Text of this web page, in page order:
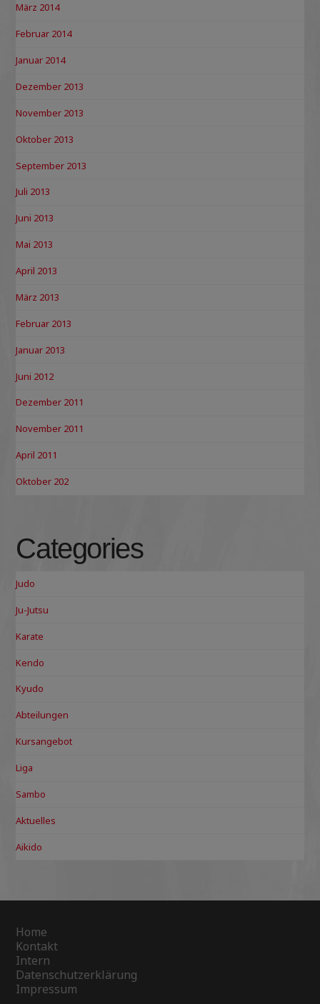
März 2014
Februar 2014
Januar 2014
Dezember 2013
November 2013
Oktober 2013
September 2013
Juli 2013
Juni 2013
Mai 2013
April 2013
März 2013
Februar 2013
Januar 2013
Juni 2012
Dezember 2011
November 2011
April 2011
Oktober 202
Categories
Judo
Ju-Jutsu
Karate
Kendo
Kyudo
Abteilungen
Kursangebot
Liga
Sambo
Aktuelles
Aikido
Home
Kontakt
Intern
Datenschutzerklärung
Impressum